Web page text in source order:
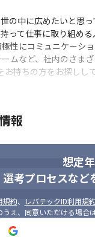
ウェブサイトの開発
の中に広めたいと思
って仕事に取り組める
性にコミュニケーシ
ムなど、社内のさま
持ちの方をお探しして
心掛け、信頼し合うこ
faith
のメンバーに対しても
the essence
め、理解し、正しい方
報
想定
選考プロセスなど
規約、 レバテックID利用規
うえ、同意いただける場合